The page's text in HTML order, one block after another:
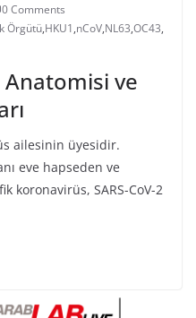
0 Comments
Örgütü,HKU1,nCoV,NL63,OC43,
ve
ailesinin üyesidir.
eve hapseden ve
koronavirüs, SARS-CoV-2